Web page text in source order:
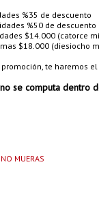
%35 de descuento
%50 de descuento
$14.000 (catorce
$18.000 (diesiocho
te haremos
se computa
MUERAS